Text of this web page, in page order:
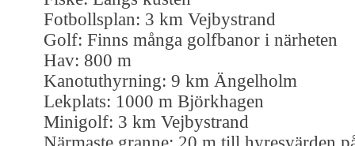
Fotbollsplan: 3 km Vejbystrand
Golf: Finns många golfbanor i närheten
Hav: 800 m
Kanotuthyrning: 9 km Ängelholm
Lekplats: 1000 m Björkhagen
Minigolf: 3 km Vejbystrand